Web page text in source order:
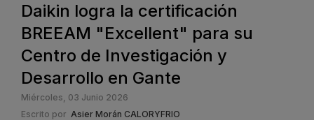
Daikin logra la certificación
BREEAM "Excellent" para su
Centro de Investigación y
Desarrollo en Gante
Miércoles, 03 Junio 2026
Escrito por Asier Morán CALORYFRIO